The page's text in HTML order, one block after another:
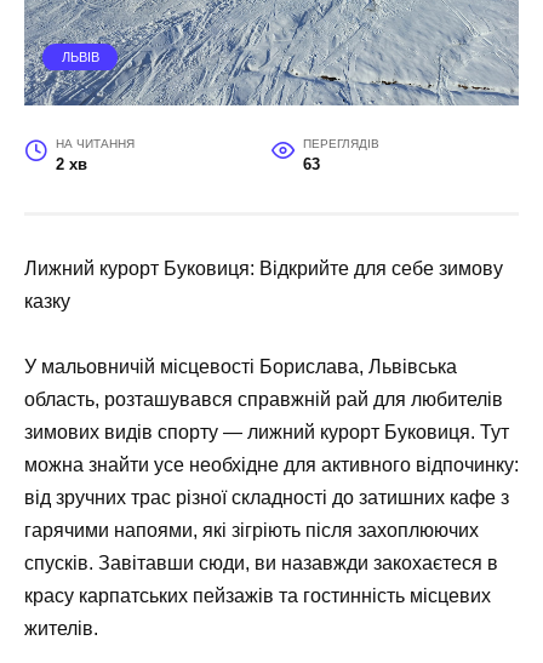
ЛЬВІВ
НА ЧИТАННЯ
2 хв
ПЕРЕГЛЯДІВ
63
Лижний курорт Буковиця: Відкрийте для себе зимову
казку
У мальовничій місцевості Борислава, Львівська
область, розташувався справжній рай для любителів
зимових видів спорту — лижний курорт Буковиця. Тут
можна знайти усе необхідне для активного відпочинку:
від зручних трас різної складності до затишних кафе з
гарячими напоями, які зігріють після захоплюючих
спусків. Завітавши сюди, ви назавжди закохаєтеся в
красу карпатських пейзажів та гостинність місцевих
жителів.